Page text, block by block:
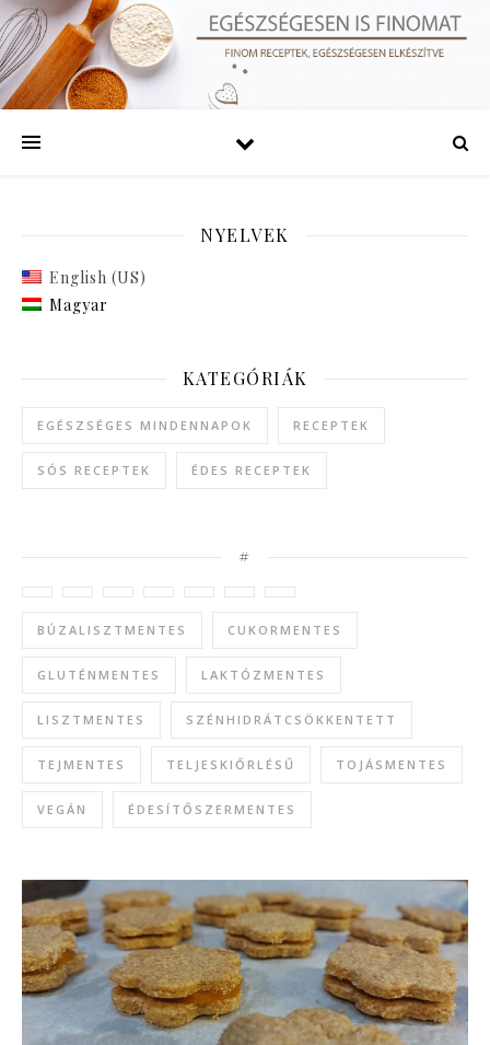
NYELVEK
English (US)
Magyar
KATEGÓRIÁK
EGÉSZSÉGES MINDENNAPOK RECEPTEK
SÓS RECEPTEK ÉDES RECEPTEK
#
BÚZALISZTMENTES CUKORMENTES
GLUTÉNMENTES LAKTÓZMENTES
LISZTMENTES SZÉNHIDRÁTCSÖKKENTETT
TEJMENTES TELJESKIŐRLÉSŰ TOJÁSMENTES
VEGÁN ÉDESÍTŐSZERMENTES